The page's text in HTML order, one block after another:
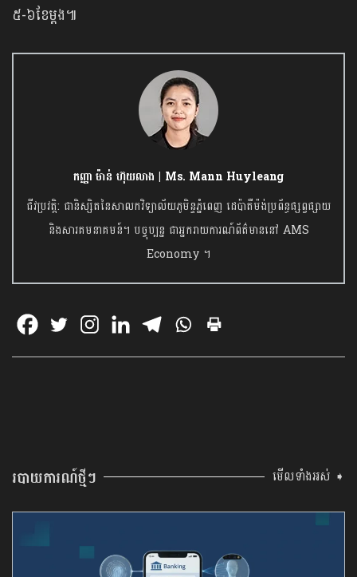
៥-៦ខែម្ដង៕
កញ្ញា ម៉ាន់ ហ៊ុយលាង | Ms. Mann Huyleang
ជីវប្រវត្តិ: ជានិស្សិតនៃសាលកវិទ្យាល័យភូមិន្ទភ្នំពេញ ដេប៉ាតឺម៉ង់ប្រព័ន្ធផ្សព្វផ្សាយ
និងសារគមនាគមន៍។ បច្ចុប្បន្ន ជាអ្នករាយការណ៍ព័ត៌មាននៅ AMS
Economy ។
របាយការណ៍ថ្មីៗ មើលទាំងអស់ ➧